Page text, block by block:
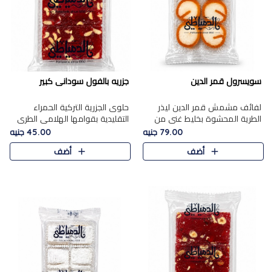
سويسرول قمر الدين
لفائف مشمش قمر الدين ليذر
الطرية المحشوة بخليط غني من
جوز الهند الأبيض والمكسرات
الفاخرة، يقدم المذاق الحلو
الطبيعي لقمر الدين و تجمع بين
79.00 جنيه
أضف
جزريه بالفول سودانى كبير
حلوى الجزرية التركية الحمراء
التقليدية بقوامها الهلامي الطري
ولونها الأحمر المميز، محشوة
بسخاء بالفول السوداني المحمص
لتمنحك توازنًا رائعًا ..
45.00 جنيه
أضف